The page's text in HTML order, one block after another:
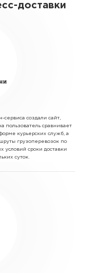
доставки
сервиса создали сайт,
пользователь сравнивает
курьерских служб, а
грузоперевозок по
условий сроки доставки
суток.